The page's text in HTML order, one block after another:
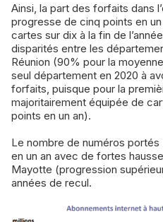
Ainsi, la part des forfaits dans
progresse de cinq points en
cartes sur dix à la fin de
disparités entre les
Réunion (90% pour la
seul département en 2020 à
forfaits, puisque pour la
majoritairement équipée de
points en un an).
Le nombre de numéros portés
en un an avec de fortes
Mayotte (progression
années de recul.